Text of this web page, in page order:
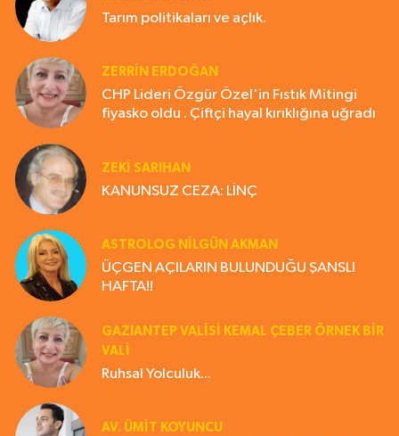
Tarım politikaları ve açlık.
ZERRIN ERDOĞAN
CHP Lideri Özgür Özel'in Fıstık Mitingi
fiyasko oldu . Çiftçi hayal kırıklığına uğradı
ZEKI SARIHAN
KANUNSUZ CEZA: LİNÇ
ASTROLOG NILGÜN AKMAN
ÜÇGEN AÇILARIN BULUNDUĞU ŞANSLI
HAFTA!!
GAZIANTEP VALISI KEMAL ÇEBER ÖRNEK BİR
VALİ
Ruhsal Yolculuk...
AV. ÜMIT KOYUNCU